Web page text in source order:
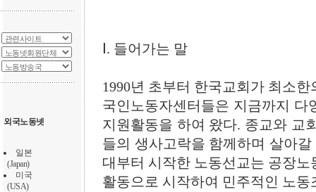
외국노동넷
일본
(Japan)
미국
(USA)
Ⅰ. 들어가는 말
1990년 초부터 한국교회가 최소
국인노동자센터들은 지금까지 다
지원활동을 하여 왔다. 종교와 교
들의 생사고락을 함께하며 살아
대부터 시작한 노동선교는 공장
활동으로 시작하여 민주적인 노